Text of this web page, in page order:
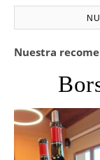
Nuestra